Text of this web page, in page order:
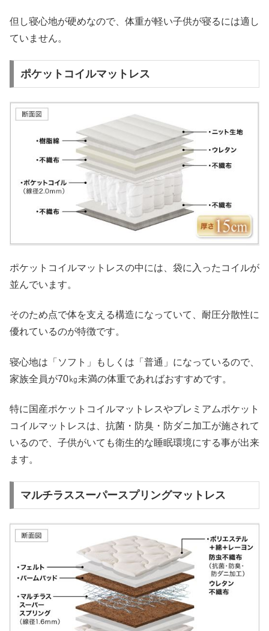
但し寝心地が硬めなので、体重が軽い子供が寝るには適し
ていません。
ポケットコイルマットレス
ポケットコイルマットレスの中には、袋に入ったコイルが
並んでいます。
そのため点で体を支える構造になっていて、耐圧分散性に
優れているのが特徴です。
寝心地は「ソフト」もしくは「普通」になっているので、
家族全員が70㎏未満の体重であればおすすめです。
特に国産ポケットコイルマットレスやプレミアムポケット
コイルマットレスは、抗菌・防臭・防ダニ加工が施されて
いるので、子供がいても衛生的な睡眠環境にする事が出来
ます。
マルチラススーパースプリングマットレス